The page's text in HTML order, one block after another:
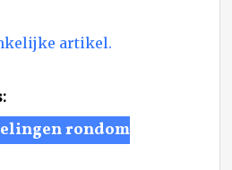
artikel.
rondom